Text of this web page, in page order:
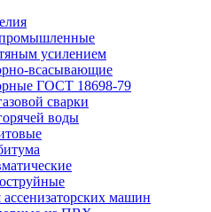
усилением
всасывающие
ГОСТ 18698-79
сварки
воды
машин